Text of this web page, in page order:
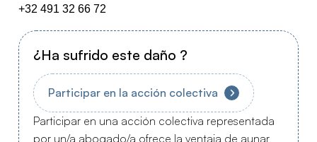
+32 491 32 66 72
¿Ha sufrido este daño ?
Participar en la acción colectiva
Participar en una acción colectiva representada
por un/a abogado/a ofrece la ventaja de aunar